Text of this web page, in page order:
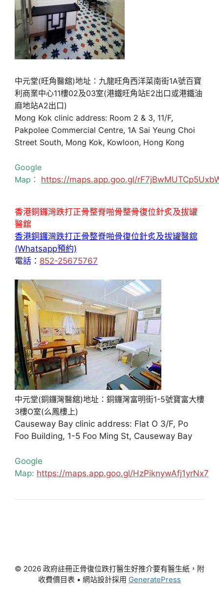
中元堂(旺角醫舘)地址：九龍旺角西洋菜南街1A號百寶
利商業中心11樓02及03室(港鐵旺角站E2出口或港鐵油
麻地站A2出口)
Mong Kok clinic address: Room 2 & 3, 11/F,
Pakpolee Commercial Centre, 1A Sai Yeung Choi
Street South, Mong Kok, Kowloon, Hong Kong
Google
Map： https://maps.app.goo.gl/
香港銅鑼灣跌打正骨整脊啪骨整骨復位針炙及拔罐
醫舘
香港銅鑼灣跌打正骨整脊啪骨復位針炙及拔罐醫舘
(Whatsapp預約)
電話： 852-25675767
中元堂(銅鑼灣醫舘)地址：銅鑼灣富明街1-5號寶富大樓
3樓O室(么鳳樓上)
Causeway Bay clinic address: Flat O 3/F, Po
Foo Building, 1-5 Foo Ming St, Causeway Bay
Google
Map: https://maps.app.goo.gl/HzPiknywAfj1yrNx7
© 2026 政府註冊正骨復位跌打醫生好推介要有醫生紙，附
收費價目表 • 網站設計採用 GeneratePress